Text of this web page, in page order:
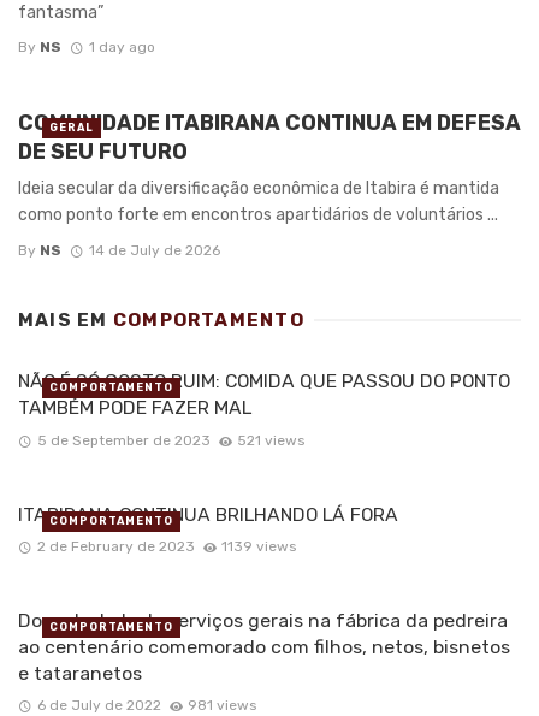
fantasma”
By NS 1 day ago
COMUNIDADE ITABIRANA CONTINUA EM DEFESA
DE SEU FUTURO
Ideia secular da diversificação econômica de Itabira é mantida
como ponto forte em encontros apartidários de voluntários ...
By NS 14 de July de 2026
GERAL
MAIS EM COMPORTAMENTO
NÃO É SÓ GOSTO RUIM: COMIDA QUE PASSOU DO PONTO
TAMBÉM PODE FAZER MAL
5 de September de 2023 521 views
COMPORTAMENTO
ITABIRANA CONTINUA BRILHANDO LÁ FORA
2 de February de 2023 1139 views
COMPORTAMENTO
Dona Isabel: de serviços gerais na fábrica da pedreira
ao centenário comemorado com filhos, netos, bisnetos
e tataranetos
6 de July de 2022 981 views
COMPORTAMENTO